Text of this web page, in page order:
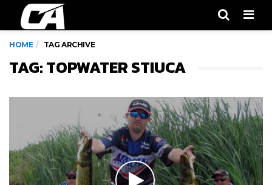
HOME TAG ARCHIVE
TAG: TOPWATER STIUCA